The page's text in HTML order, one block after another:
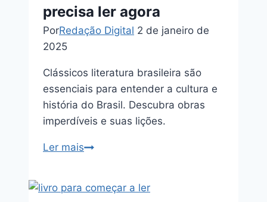
precisa ler agora
PorRedação Digital 2 de janeiro de
2025
Clássicos literatura brasileira são
essenciais para entender a cultura e
história do Brasil. Descubra obras
imperdíveis e suas lições.
Ler maisclássicos
que